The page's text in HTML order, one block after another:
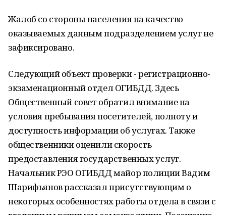
Жалоб со стороны населения на качество
оказываемых данным подразделением услуг не
зафиксировано.
Следующий объект проверки - регистрационно-
экзаменационный отдел ОГИБДД. Здесь
Общественный совет обратил внимание на
условия пребывания посетителей, полноту и
доступность информации об услугах. Также
общественники оценили скорость
предоставления государственных услуг.
Начальник РЭО ОГИБДД майор полиции Вадим
Шарифьянов рассказал присутствующим о
некоторых особенностях работы отдела в связи с